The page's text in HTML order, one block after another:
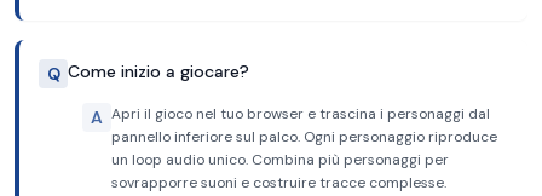
Q Come inizio a giocare?
A Apri il gioco nel tuo browser e trascina i personaggi dal
pannello inferiore sul palco. Ogni personaggio riproduce
un loop audio unico. Combina più personaggi per
sovrapporre suoni e costruire tracce complesse.